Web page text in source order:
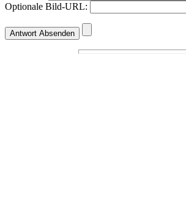
Optionale Bild-URL: